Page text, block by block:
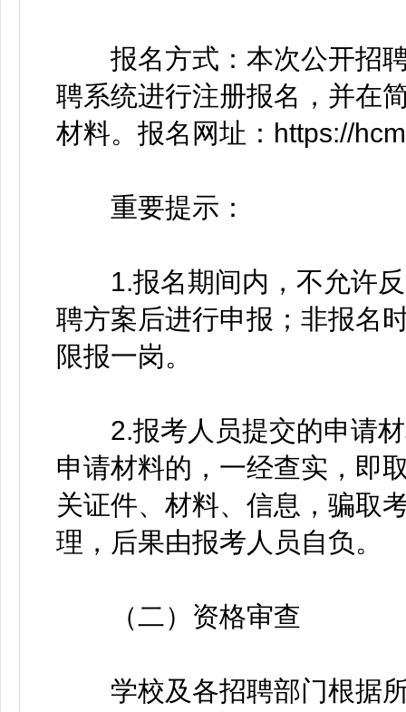
报名方式：本次公开招聘
聘系统进行注册报名，并在
材料。报名网址：https://
重要提示：
1.报名期间内，不允许反
聘方案后进行申报；非报名
限报一岗。
2.报考人员提交的申请材
申请材料的，一经查实，即
关证件、材料、信息，骗取
理，后果由报考人员自负。
（二）资格审查
学校及各招聘部门根据所